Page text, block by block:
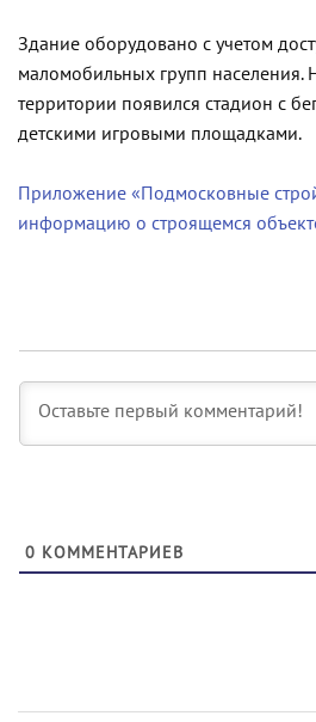
Здание оборудовано с учетом
маломобильных групп населения.
территории появился стадион с
детскими игровыми площадками.
Приложение «Подмосковные
информацию о строящемся
0 КОММЕНТАРИЕВ